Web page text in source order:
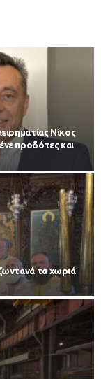
Νίκος
προδότες και
τα χωριά